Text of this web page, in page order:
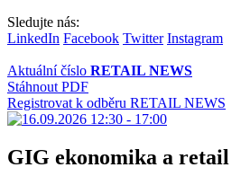
Sledujte nás:
LinkedIn Facebook Twitter Instagram
Aktuální číslo RETAIL NEWS
Stáhnout PDF
Registrovat k odběru RETAIL NEWS
GIG ekonomika a retail